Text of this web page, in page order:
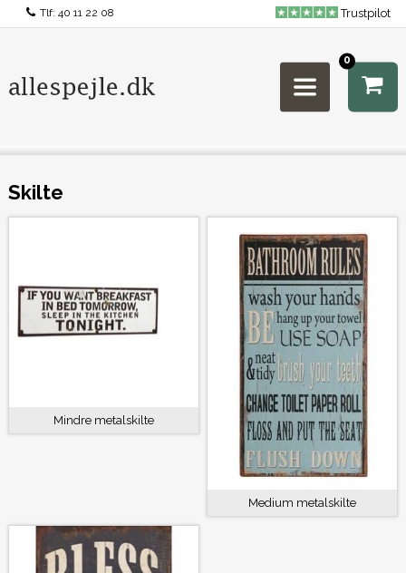
Tlf: 40 11 22 08 Trustpilot
0
Skilte
Mindre metalskilte
Medium metalskilte